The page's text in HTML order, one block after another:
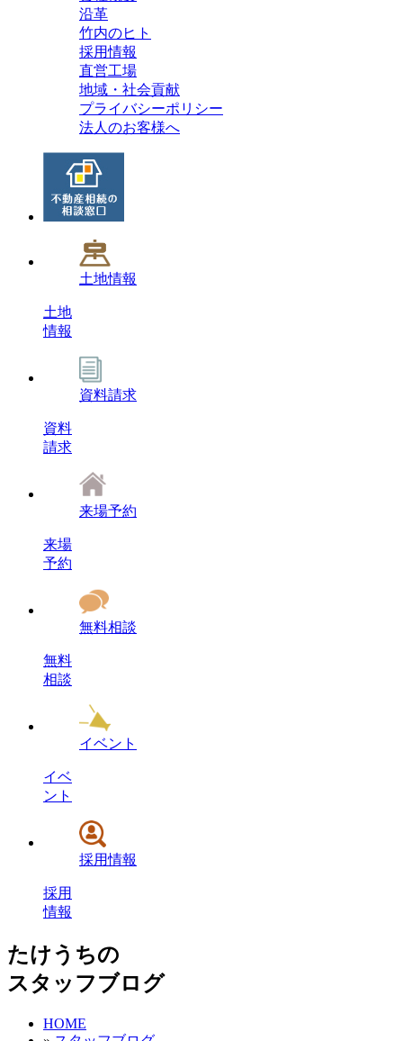
沿革
竹内のヒト
採用情報
直営工場
地域・社会貢献
プライバシーポリシー
法人のお客様へ
土地情報
土地
情報
資料請求
資料
請求
来場予約
来場
予約
無料相談
無料
相談
イベント
イベ
ント
採用情報
採用
情報
たけうちの
スタッフブログ
HOME